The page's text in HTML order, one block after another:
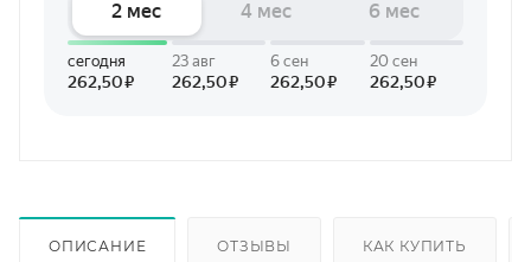
ОПИСАНИЕ ОТЗЫВЫ КАК КУПИТЬ